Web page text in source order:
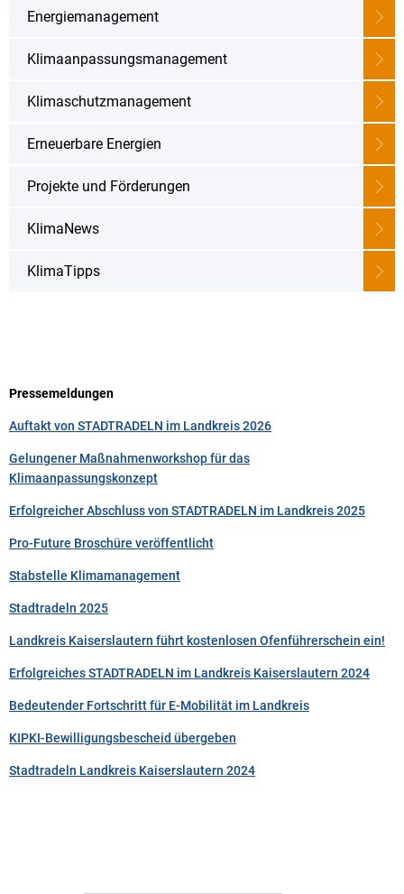
Energiemanagement
Klimaanpassungsmanagement
Klimaschutzmanagement
Erneuerbare Energien
Projekte und Förderungen
KlimaNews
KlimaTipps
Pressemeldungen
Auftakt von STADTRADELN im Landkreis 2026
Gelungener Maßnahmenworkshop für das
Klimaanpassungskonzept
Erfolgreicher Abschluss von STADTRADELN im Landkreis 2025
Pro-Future Broschüre veröffentlicht
Stabstelle Klimamanagement
Stadtradeln 2025
Landkreis Kaiserslautern führt kostenlosen Ofenführerschein ein!
Erfolgreiches STADTRADELN im Landkreis Kaiserslautern 2024
Bedeutender Fortschritt für E-Mobilität im Landkreis
KIPKI-Bewilligungsbescheid übergeben
Stadtradeln Landkreis Kaiserslautern 2024